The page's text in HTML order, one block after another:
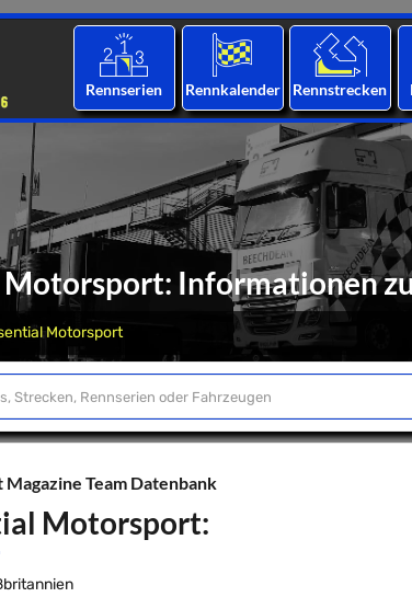
Rennserien Rennkalender Rennstrecken
Motorsport: Informationen
Motorsport
Team Datenbank
Motorsport: